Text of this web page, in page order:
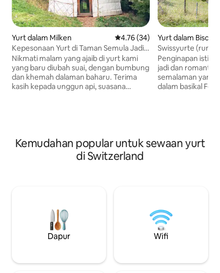
Yurt dalam Milken Penarafan purata 4.76
4.76 (34)
Kepesonaan Yurt di Taman Semula Jadi
Gantrisch
Nikmati malam yang ajaib di yurt kami
yang baru diubah suai, dengan bumbung
dan khemah dalaman baharu. Terima
kasih kepada unggun api, suasana
daripada angin dan cuaca dan berasa
seperti berada dalam gua yang selesa!
Dan dengan kulit biri-biri di bawah kaki
Yurt dalam
Swissyurte
Ideal untuk 2
Penginapan
jadi dan romantik.
semalaman yang
dalam basikal
desa dan landskap
dengan betul,
Kemudahan popular untuk sewaan yurt
di Switzerland
Dapur Wifi